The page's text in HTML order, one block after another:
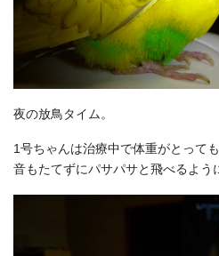
夜の放鳥タイム。
1号ちゃんは治療中で体重がとって
音もたてずにパサパサと飛べるよう